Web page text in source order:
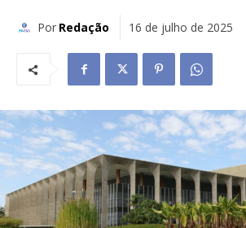
Por Redação 16 de julho de 2025